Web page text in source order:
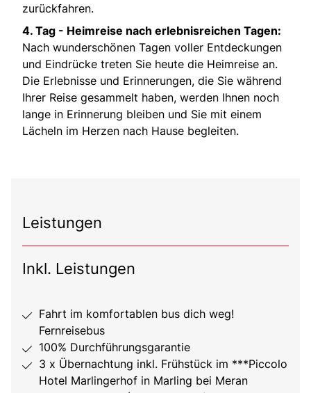
zurückfahren.
4. Tag - Heimreise nach erlebnisreichen Tagen:
Nach wunderschönen Tagen voller Entdeckungen
und Eindrücke treten Sie heute die Heimreise an.
Die Erlebnisse und Erinnerungen, die Sie während
Ihrer Reise gesammelt haben, werden Ihnen noch
lange in Erinnerung bleiben und Sie mit einem
Lächeln im Herzen nach Hause begleiten.
Leistungen
Inkl. Leistungen
Fahrt im komfortablen bus dich weg!
Fernreisebus
100% Durchführungsgarantie
3 x Übernachtung inkl. Frühstück im ***Piccolo
Hotel Marlingerhof in Marling bei Meran